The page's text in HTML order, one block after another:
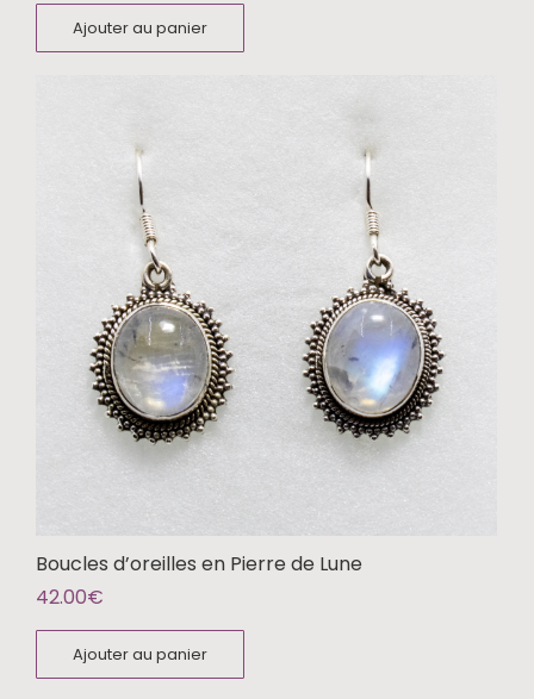
Ajouter au panier
Boucles d’oreilles en Pierre de Lune
42.00€
Ajouter au panier